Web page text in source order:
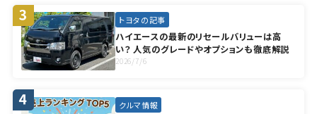
トヨタの記事
ハイエースの最新のリセールバリューは高
い？ 人気のグレードやオプションも徹底解説
2026/7/6
クルマ情報